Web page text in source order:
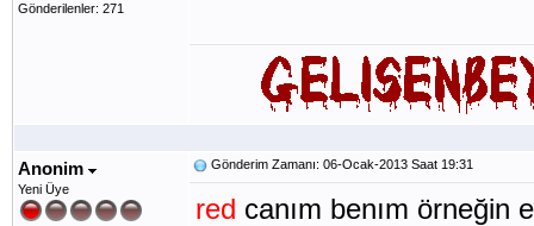
Gönderilenler: 271
Anonim
Yeni Üye
Gönderim Zamanı: 06-Ocak-2013 Saat 19:31
red canım benım örneğin